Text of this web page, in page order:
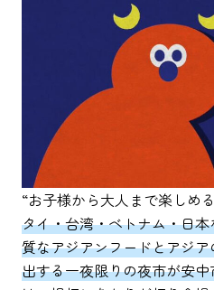
“お子様から大人まで楽しめ
タイ・台湾・ベトナム・日
質なアジアンフードとアジ
出する一夜限りの夜市が安